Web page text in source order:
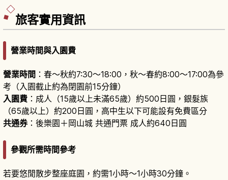
旅客實用資訊
營業時間與入園費
營業時間 ：春～秋約7:30～18:00，秋～春約8:00～17:00為參
考（入園截止約為閉園前15分鐘）
入園費 ：成人（15歲以上未滿65歲）約500日圓，銀髮族
（65歲以上）約200日圓，高中生以下可能設有免費區分
共通券：後樂園＋岡山城 共通門票 成人約640日圓
參觀所需時間參考
若要悠閒散步整座庭園，約需1小時～1小時30分鐘。